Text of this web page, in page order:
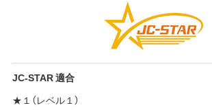
JC-STAR 適合
★１（レベル１）